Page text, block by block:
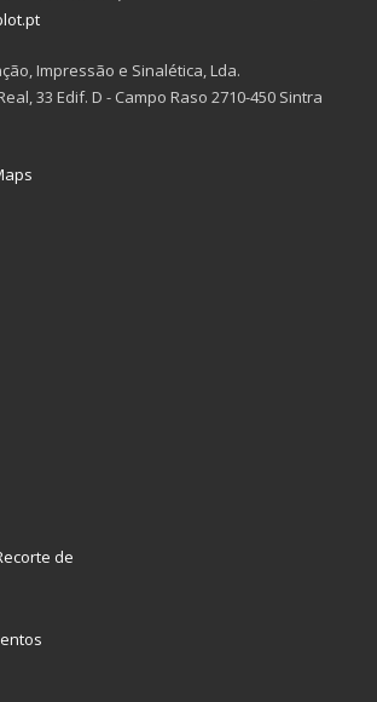
Impressão e Sinalética, Lda.
33 Edif. D - Campo Raso 2710-450 Sintra
de